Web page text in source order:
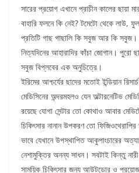
সারের প্রয়োগ এখানে প্রাচীন কালের ছায়া
বাহারি ফলনে কি নেই? টমেটো থেকে লাউ,
প্রতিটি গাছ গাছালি কি সবুজ আর কি সবুজ।
নিত্যদিনের আহারাদির কাঁচা জোগান। পুরো
সবুজ বিপ্লবের এক অনুচিত্রে।
ইরিমের আশ্চর্যের ছাদের মতোই ইন্ডিয়ান
মেডিসিনের অন্দরমহলও যেন অল্টারনেটিভ
রয়েছে যোগা সেন্টার তো কোথাও আবার
চিকিৎসার নানান উপকরণ তো
ভাবে যেখানে উপস্থাপিত আকুপাংচারের
নেশামুক্তির অনন্য সাধন। সবটাই কিন্তু
সাময়িক চিকিৎসার জন্য আউটডোর ও